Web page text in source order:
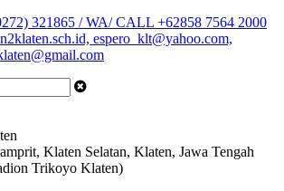
321865 / WA/ CALL +62858 7564 2000
espero_klt@yahoo.com,
Klaten Selatan, Klaten, Jawa Tengah
Trikoyo Klaten)